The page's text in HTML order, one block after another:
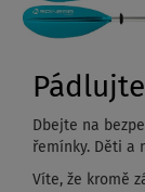
Dbejte na
řemínky. Děti a
Víte, že kromě